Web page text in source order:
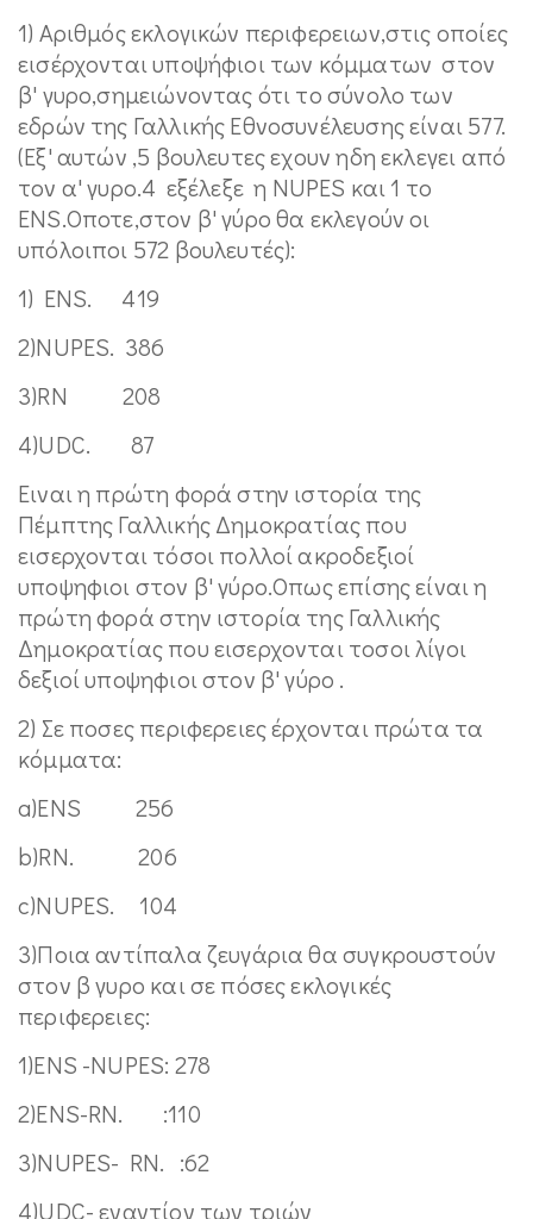
1) Αριθμός εκλογικών περιφερειων,στις οποίες
εισέρχονται υποψήφιοι των κόμματων στον
β' γυρο,σημειώνοντας ότι το σύνολο των
εδρών της Γαλλικής Εθνοσυνέλευσης είναι 577.
(Εξ' αυτών ,5 βουλευτες εχουν ηδη εκλεγει από
τον α' γυρο.4 εξέλεξε η NUPES και 1 το
ENS.Οποτε,στον β' γύρο θα εκλεγούν οι
υπόλοιποι 572 βουλευτές):
1) ENS. 419
2)NUPES. 386
3)RN 208
4)UDC. 87
Eιναι η πρώτη φορά στην ιστορία της
Πέμπτης Γαλλικής Δημοκρατίας που
εισερχονται τόσοι πολλοί ακροδεξιοί
υποψηφιοι στον β' γύρο.Οπως επίσης είναι η
πρώτη φορά στην ιστορία της Γαλλικής
Δημοκρατίας που εισερχονται τοσοι λίγοι
δεξιοί υποψηφιοι στον β' γύρο .
2) Σε ποσες περιφερειες έρχονται πρώτα τα
κόμματα:
a)ΕΝS 256
b)RN. 206
c)NUPES. 104
3)Ποια αντίπαλα ζευγάρια θα συγκρουστούν
στον β γυρο και σε πόσες εκλογικές
περιφερειες:
1)ΕΝS -NUPES: 278
2)ENS-RN. :110
3)NUPES- RN. :62
4)UDC- εναντίον των τριών